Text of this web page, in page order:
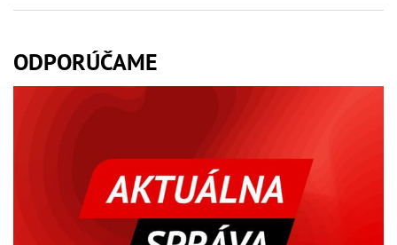
ODPORÚČAME